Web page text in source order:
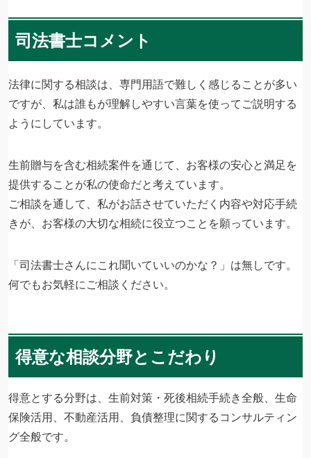
司法書士コメント
法律に関する相談は、専門用語で難しく感じることが多い
ですが、私は誰もが理解しやすい言葉を使ってご説明する
ようにしています。
生前贈与を含む相続案件を通じて、お客様の安心と満足を
提供することが私の使命だと考えています。
ご相談を通して、私がお話させていただく内容や対応手続
きが、お客様の大切な相続に役立つことを願っています。
「司法書士さんにこれ聞いていいのかな？」は無しです。
何でもお気軽にご相談ください。
得意な相談分野とこだわり
得意とする分野は、生前対策・死後相続手続き全般、生命
保険活用、不動産活用、負債整理に関するコンサルティン
グ全般です。